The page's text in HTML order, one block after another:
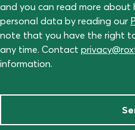
and you can read more about
personal data by reading our
note that you have the right
any time. Contact
information.